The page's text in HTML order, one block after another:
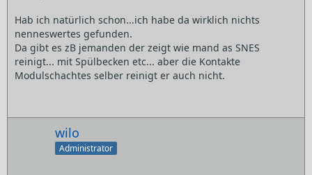
Hab ich natürlich schon...ich habe da wirklich nichts
nenneswertes gefunden.
Da gibt es zB jemanden der zeigt wie mand as SNES
reinigt... mit Spülbecken etc... aber die Kontakte
Modulschachtes selber reinigt er auch nicht.
wilo
Administrator